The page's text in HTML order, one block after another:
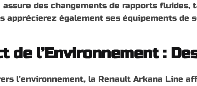
des changements de rapports
apprécierez également ses équipements
de l’Environnement :
l’environnement, la Renault Arkana Line